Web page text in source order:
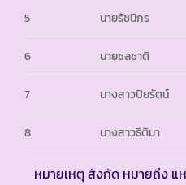
5 นายรัชนิกร
6 นายชลชาติ
7 นางสาวปิยรัตน์
8 นางสาวธิติมา
หมายเหตุ สังกัด หมายถึง แ